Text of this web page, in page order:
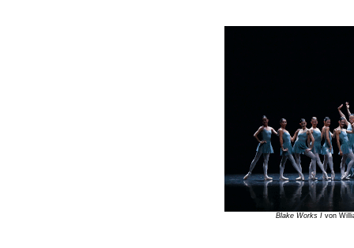
Blake Works I von